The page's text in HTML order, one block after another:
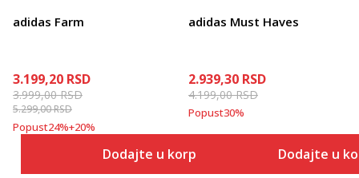
adidas Farm
3.199,20 RSD
3.999,00RSD
5.299,00RSD
Popust24%+20%
Dodajte u korpu
adidas Must Haves
2.939,30 RSD
4.199,00RSD
Popust30%
Dodajte u